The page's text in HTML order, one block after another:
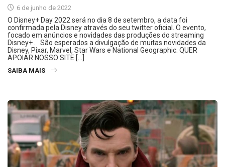
6 de junho de 2022
O Disney+ Day 2022 será no dia 8 de setembro, a data foi
confirmada pela Disney através do seu twitter oficial. O evento,
focado em anúncios e novidades das produções do streaming
Disney+ . São esperados a divulgação de muitas novidades da
Disney, Pixar, Marvel, Star Wars e National Geographic. QUER
APOIAR NOSSO SITE […]
SAIBA MAIS